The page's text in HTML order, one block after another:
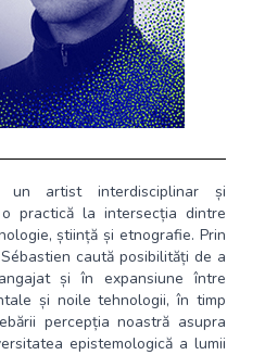
artist interdisciplinar și
practică la intersecția dintre
știință și etnografie. Prin
caută posibilități de a
și în expansiune între
și noile tehnologii, în timp
percepția noastră asupra
epistemologică a lumii